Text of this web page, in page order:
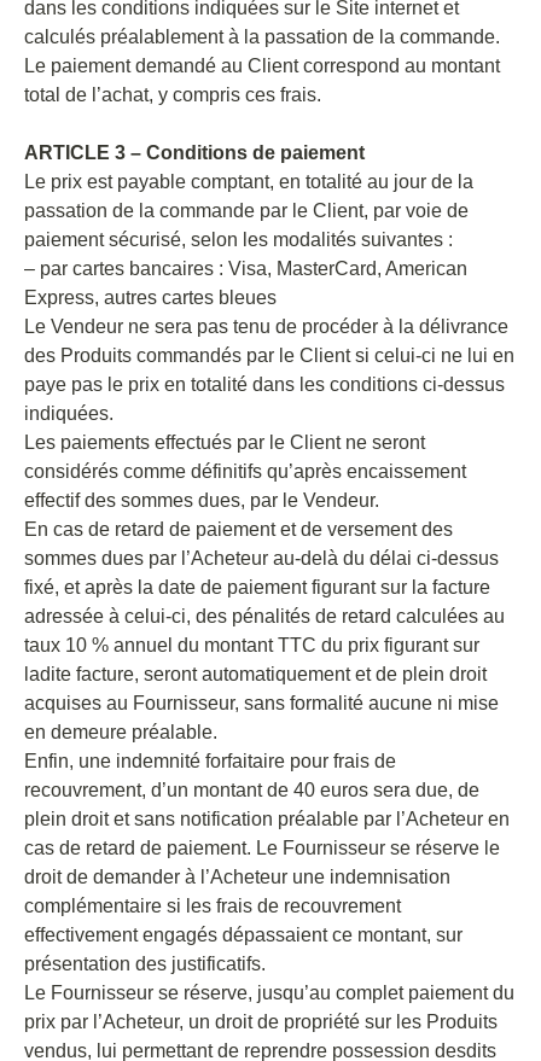
dans les conditions indiquées sur le Site internet et
calculés préalablement à la passation de la commande.
Le paiement demandé au Client correspond au montant
total de l’achat, y compris ces frais.
ARTICLE 3 – Conditions de paiement
Le prix est payable comptant, en totalité au jour de la
passation de la commande par le Client, par voie de
paiement sécurisé, selon les modalités suivantes :
– par cartes bancaires : Visa, MasterCard, American
Express, autres cartes bleues
Le Vendeur ne sera pas tenu de procéder à la délivrance
des Produits commandés par le Client si celui-ci ne lui en
paye pas le prix en totalité dans les conditions ci-dessus
indiquées.
Les paiements effectués par le Client ne seront
considérés comme définitifs qu’après encaissement
effectif des sommes dues, par le Vendeur.
En cas de retard de paiement et de versement des
sommes dues par l’Acheteur au-delà du délai ci-dessus
fixé, et après la date de paiement figurant sur la facture
adressée à celui-ci, des pénalités de retard calculées au
taux 10 % annuel du montant TTC du prix figurant sur
ladite facture, seront automatiquement et de plein droit
acquises au Fournisseur, sans formalité aucune ni mise
en demeure préalable.
Enfin, une indemnité forfaitaire pour frais de
recouvrement, d’un montant de 40 euros sera due, de
plein droit et sans notification préalable par l’Acheteur en
cas de retard de paiement. Le Fournisseur se réserve le
droit de demander à l’Acheteur une indemnisation
complémentaire si les frais de recouvrement
effectivement engagés dépassaient ce montant, sur
présentation des justificatifs.
Le Fournisseur se réserve, jusqu’au complet paiement du
prix par l’Acheteur, un droit de propriété sur les Produits
vendus, lui permettant de reprendre possession desdits